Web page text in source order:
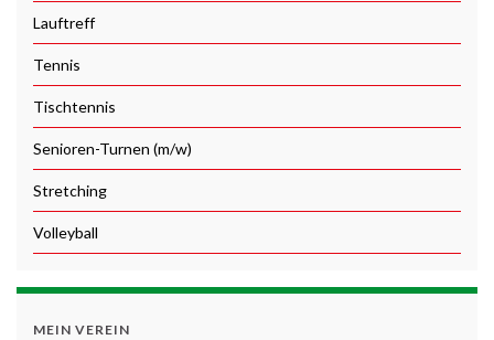
Lauftreff
Tennis
Tischtennis
Senioren-Turnen (m/w)
Stretching
Volleyball
MEIN VEREIN